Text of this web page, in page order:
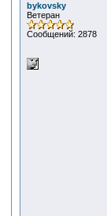
bykovsky
Ветеран
Сообщений: 2878